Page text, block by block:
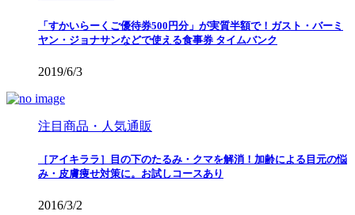
「すかいらーくご優待券500円分」が実質半額で！ガスト・バーミ
ヤン・ジョナサンなどで使える食事券 タイムバンク
2019/6/3
注目商品・人気通販
［アイキララ］目の下のたるみ・クマを解消！加齢による目元の悩
み・皮膚痩せ対策に。お試しコースあり
2016/3/2